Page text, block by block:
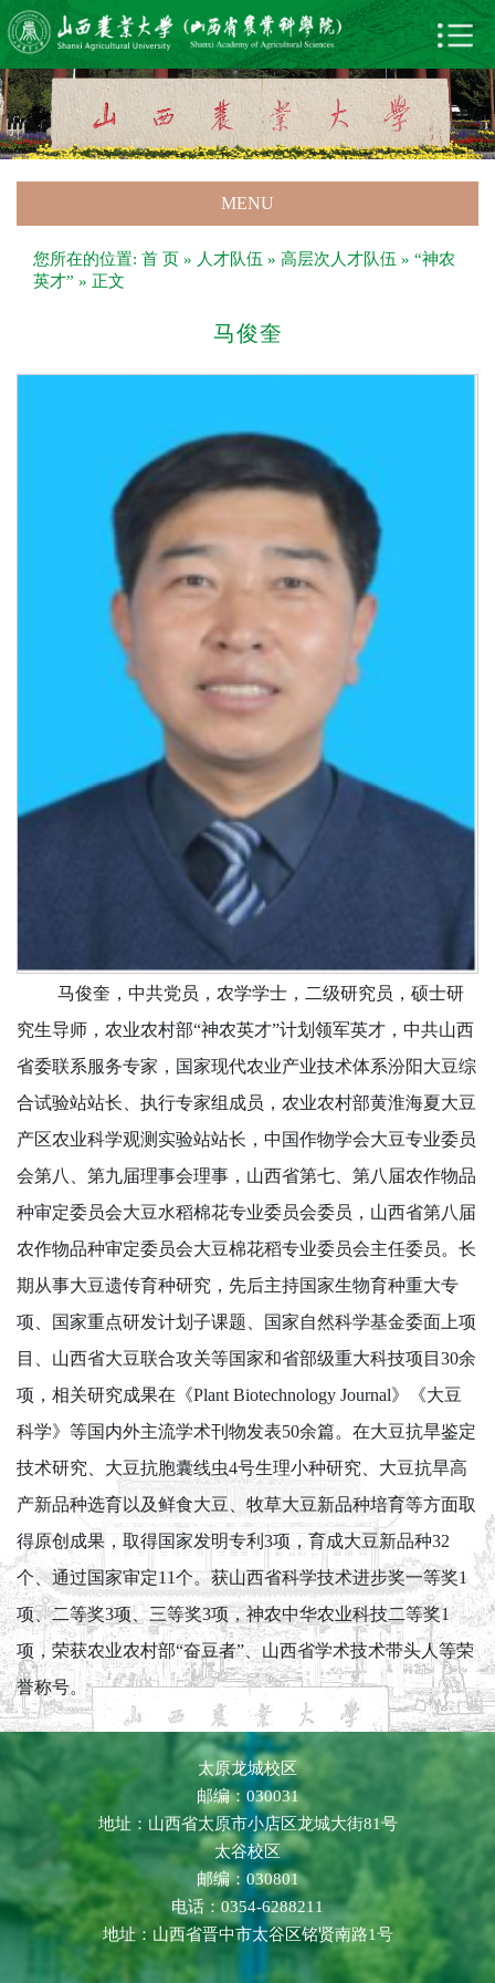
MENU
您所在的位置: 首 页 » 人才队伍 » 高层次人才队伍 » “神农
英才” » 正文
马俊奎
马俊奎，中共党员，农学学士，二级研究员，硕士研
究生导师，农业农村部“神农英才”计划领军英才，中共山西
省委联系服务专家，国家现代农业产业技术体系汾阳大豆综
合试验站站长、执行专家组成员，农业农村部黄淮海夏大豆
产区农业科学观测实验站站长，中国作物学会大豆专业委员
会第八、第九届理事会理事，山西省第七、第八届农作物品
种审定委员会大豆水稻棉花专业委员会委员，山西省第八届
农作物品种审定委员会大豆棉花稻专业委员会主任委员。长
期从事大豆遗传育种研究，先后主持国家生物育种重大专
项、国家重点研发计划子课题、国家自然科学基金委面上项
目、山西省大豆联合攻关等国家和省部级重大科技项目30余
项，相关研究成果在《Plant Biotechnology Journal》《大豆
科学》等国内外主流学术刊物发表50余篇。在大豆抗旱鉴定
技术研究、大豆抗胞囊线虫4号生理小种研究、大豆抗旱高
产新品种选育以及鲜食大豆、牧草大豆新品种培育等方面取
得原创成果，取得国家发明专利3项，育成大豆新品种32
个、通过国家审定11个。获山西省科学技术进步奖一等奖1
项、二等奖3项、三等奖3项，神农中华农业科技二等奖1
项，荣获农业农村部“奋豆者”、山西省学术技术带头人等荣
誉称号。
太原龙城校区
邮编：030031
地址：山西省太原市小店区龙城大街81号
太谷校区
邮编：030801
电话：0354-6288211
地址：山西省晋中市太谷区铭贤南路1号